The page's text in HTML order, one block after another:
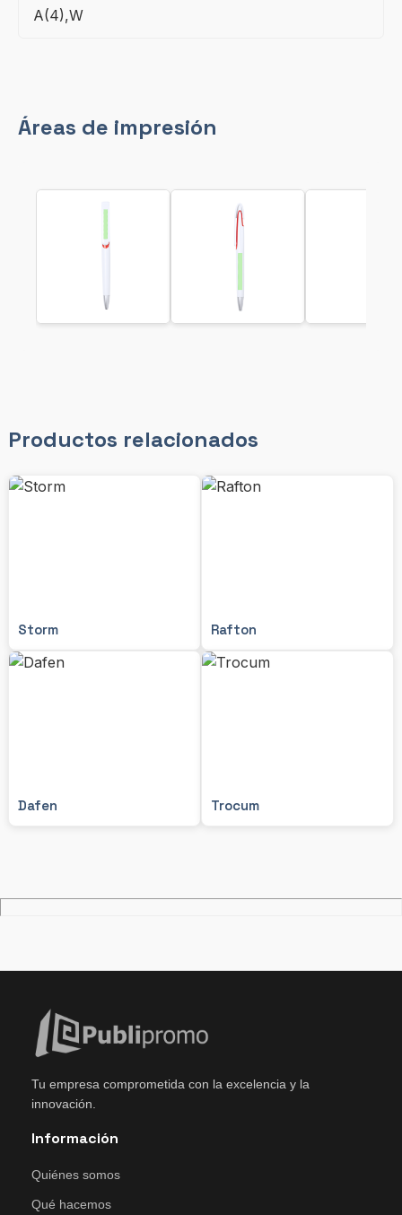
A(4),W
Áreas de impresión
Productos relacionados
Storm Rafton
Dafen Trocum
Tu empresa comprometida con la excelencia y la
innovación.
Información
Quiénes somos
Qué hacemos